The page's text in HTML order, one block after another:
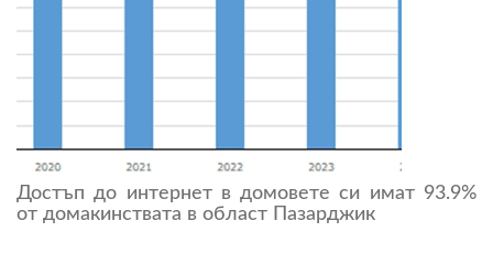
Достъп до интернет в домовете си имат 93.9%
от домакинствата в област Пазарджик